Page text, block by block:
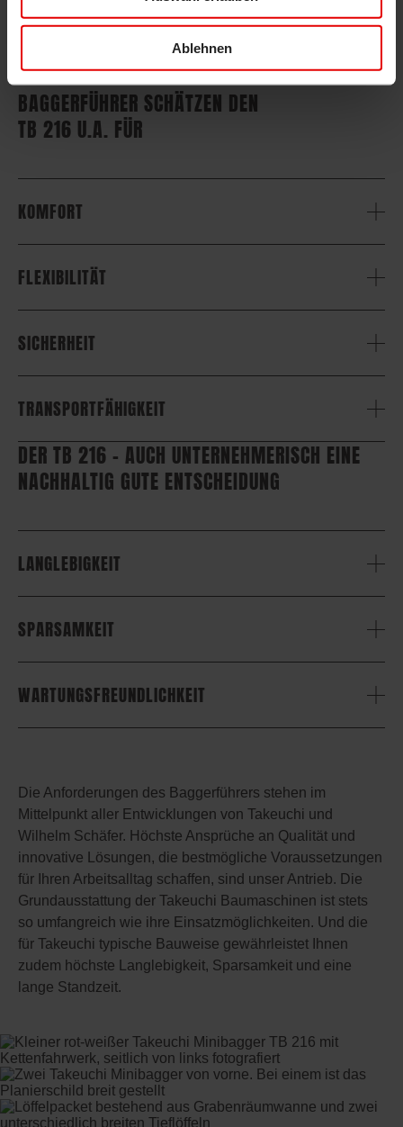
Ablehnen
BAGGERFÜHRER SCHÄTZEN DEN
TB 216 U.A. FÜR
KOMFORT
FLEXIBILITÄT
SICHERHEIT
TRANSPORTFÄHIGKEIT
DER TB 216 – AUCH UNTERNEHMERISCH EINE
NACHHALTIG GUTE ENTSCHEIDUNG
LANGLEBIGKEIT
SPARSAMKEIT
WARTUNGSFREUNDLICHKEIT
Die Anforderungen des Baggerführers stehen im
Mittelpunkt aller Entwicklungen von Takeuchi und
Wilhelm Schäfer. Höchste Ansprüche an Qualität und
innovative Lösungen, die bestmögliche Voraussetzungen
für Ihren Arbeitsalltag schaffen, sind unser Antrieb. Die
Grundausstattung der Takeuchi Baumaschinen ist stets
so umfangreich wie ihre Einsatzmöglichkeiten. Und die
für Takeuchi typische Bauweise gewährleistet Ihnen
zudem höchste Langlebigkeit, Sparsamkeit und eine
lange Standzeit.